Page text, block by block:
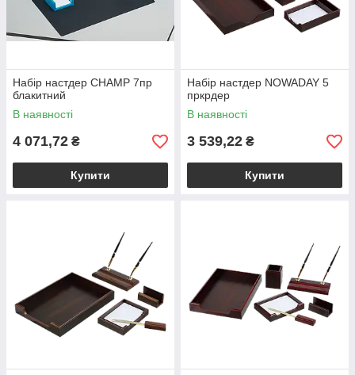
Набір настдер CHAMP 7пр
блакитний
В наявності
4 071,72 ₴
Купити
Набір настдер NOWADAY 5
пркрдер
В наявності
3 539,22 ₴
Купити